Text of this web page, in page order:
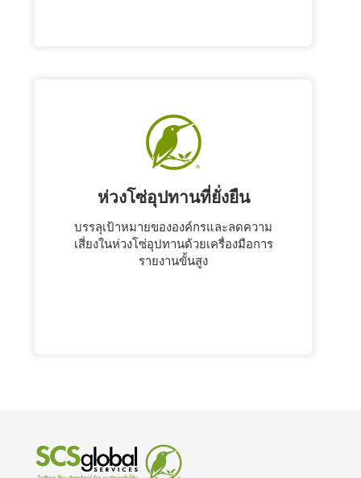
ห่วงโซ่อุปทานที่ยั่งยืน
บรรลุเป้าหมายขององค์กรและลดความ
เสี่ยงในห่วงโซ่อุปทานด้วยเครื่องมือการ
รายงานขั้นสูง